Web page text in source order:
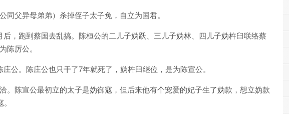
父异母弟弟）杀掉侄子太子免，自立为国君。
，跑到蔡国去乱搞。陈桓公的二儿子妫跃、三儿子妫林、四儿子妫杵臼联络蔡
陈厉公。
公。陈庄公也只干了7年就死了，妫杵臼继位，是为陈宣公。
。陈宣公最初立的太子是妫御寇，但后来他有个宠爱的妃子生了妫款，想立妫款